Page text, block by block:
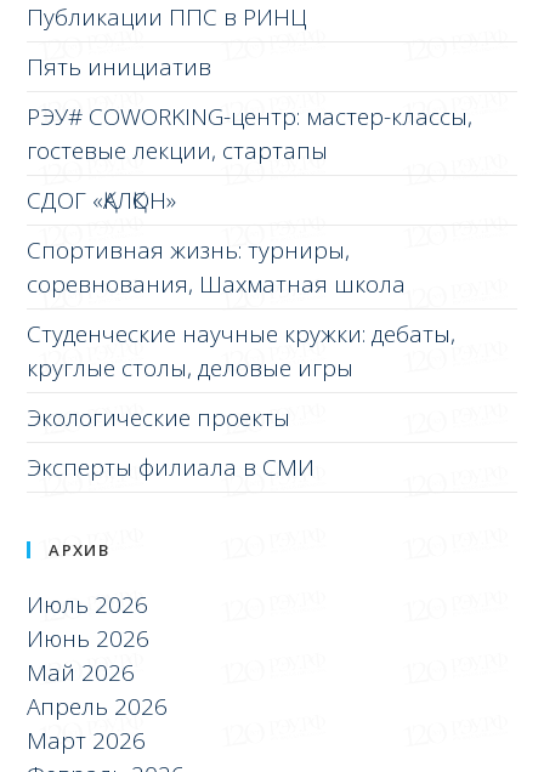
Публикации ППС в РИНЦ
Пять инициатив
РЭУ# COWORKING-центр: мастер-классы,
гостевые лекции, стартапы
СДОГ «ҚАЛҚОН»
Спортивная жизнь: турниры,
соревнования, Шахматная школа
Студенческие научные кружки: дебаты,
круглые столы, деловые игры
Экологические проекты
Эксперты филиала в СМИ
АРХИВ
Июль 2026
Июнь 2026
Май 2026
Апрель 2026
Март 2026